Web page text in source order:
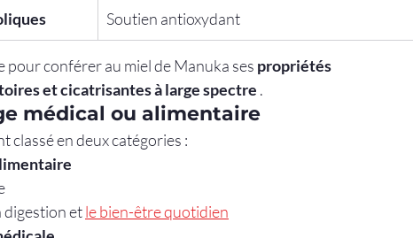
Soutien antioxydant
pour conférer au miel de Manuka ses propriétés
et cicatrisantes à large spectre .
médical ou alimentaire
classé en deux catégories :
digestion et le bien-être quotidien